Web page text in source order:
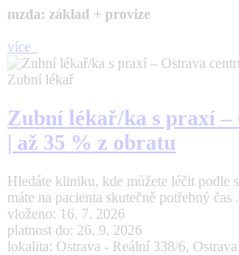
mzda: základ + provize
více
Zubní lékař
Zubní lékař/ka s praxí
| až 35 % z obratu
Hledáte kliniku, kde můžete léčit podle
máte na pacienta skutečně potřebný čas
vloženo: 16. 7. 2026
platnost do: 26. 9. 2026
lokalita: Ostrava - Reální 338/6, Ostrava